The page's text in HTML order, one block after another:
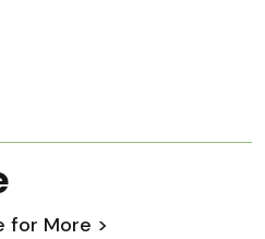
for More >